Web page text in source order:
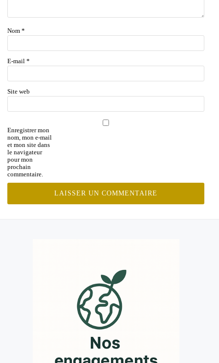
Nom *
E-mail *
Site web
Enregistrer mon
nom, mon e-mail
et mon site dans
le navigateur
pour mon
prochain
commentaire.